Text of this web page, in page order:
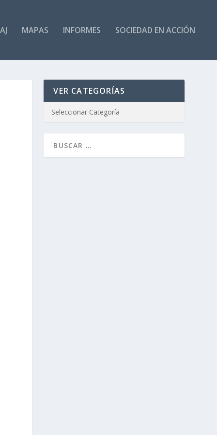
MAPAS INFORMES SOCIEDAD EN ACCIÓN
VER CATEGORÍAS